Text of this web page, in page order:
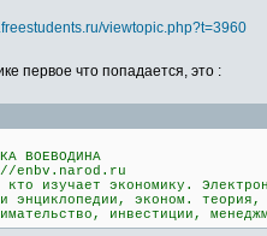
viewtopic.php?t=3960
первое что попадается, это :
ВОЕВОДИНА
enbv.narod.ru
кто изучает экономику.
энциклопедии, эконом.
инвестиции,